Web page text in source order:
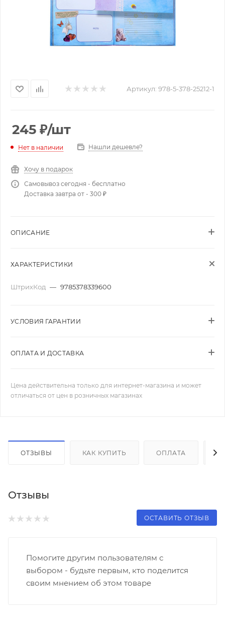
Артикул: 978-5-378-25212-1
245 ₽/шт
Нет в наличии Нашли дешевле?
Хочу в подарок
Самовывоз сегодня - бесплатно
Доставка завтра от - 300 ₽
ОПИСАНИЕ
ХАРАКТЕРИСТИКИ
ШтрихКод — 9785378339600
УСЛОВИЯ ГАРАНТИИ
ОПЛАТА И ДОСТАВКА
Цена действительна только для интернет-магазина и может
отличаться от цен в розничных магазинах
ОТЗЫВЫ КАК КУПИТЬ ОПЛАТА
Отзывы
ОСТАВИТЬ ОТЗЫВ
Помогите другим пользователям с
выбором - будьте первым, кто поделится
своим мнением об этом товаре